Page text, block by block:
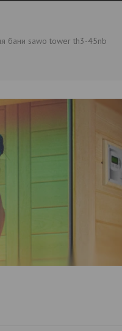
бани sawo tower th3-45nb